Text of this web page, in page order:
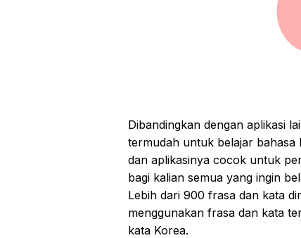
Dibandingkan dengan aplikasi
termudah untuk belajar bahasa
dan aplikasinya cocok untuk
bagi kalian semua yang ingin
Lebih dari 900 frasa dan kata
menggunakan frasa dan kata
kata Korea.